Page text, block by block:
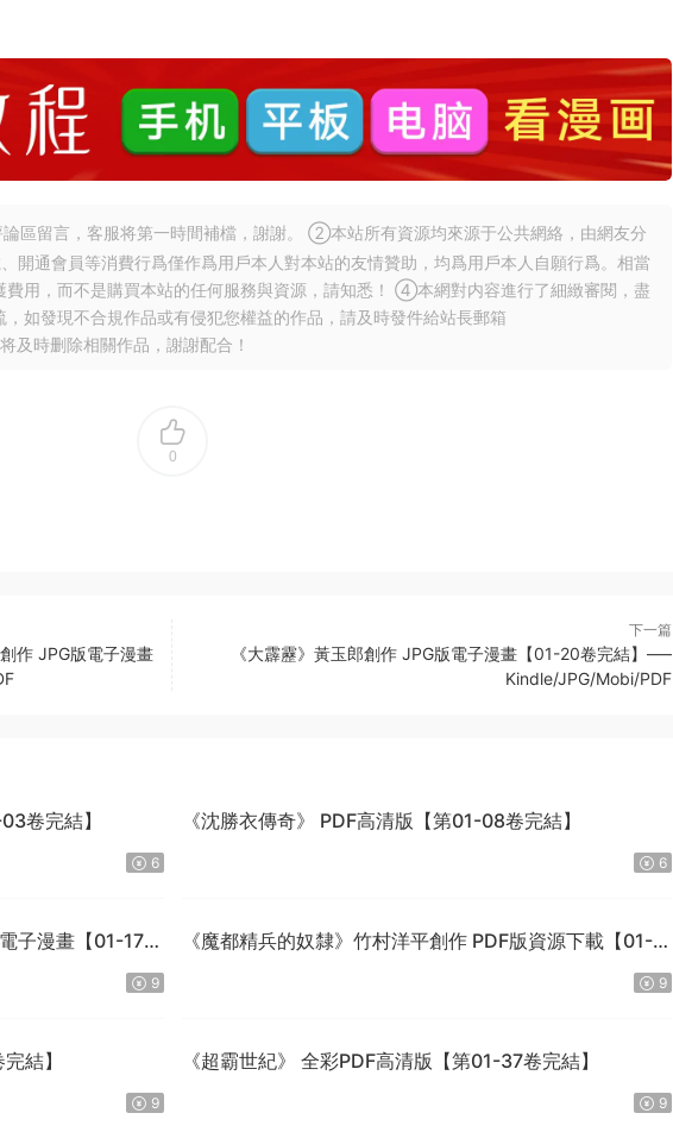
區留言，客服将第一時間補檔，謝謝。 ②本站所有資源均來源于公共網絡，由網友分
通會員等消費行爲僅作爲用戶本人對本站的友情贊助，均爲用戶本人自願行爲。相當
費用，而不是購買本站的任何服務與資源，請知悉！ ④本網對内容進行了細緻審閱，盡
如發現不合規作品或有侵犯您權益的作品，請及時發件給站長郵箱
及時删除相關作品，謝謝配合！
0
作 JPG版電子漫畫
下一篇
《大霹靂》黃玉郎創作 JPG版電子漫畫【01-20卷完結】—–
Kindle/JPG/Mobi/PDF
卷完結】
6
《沈勝衣傳奇》 PDF高清版【第01-08卷完結】
6
子漫畫【01-170
9
《魔都精兵的奴隸》竹村洋平創作 PDF版資源下載【01-
9
結】
9
《超霸世紀》 全彩PDF高清版【第01-37卷完結】
9